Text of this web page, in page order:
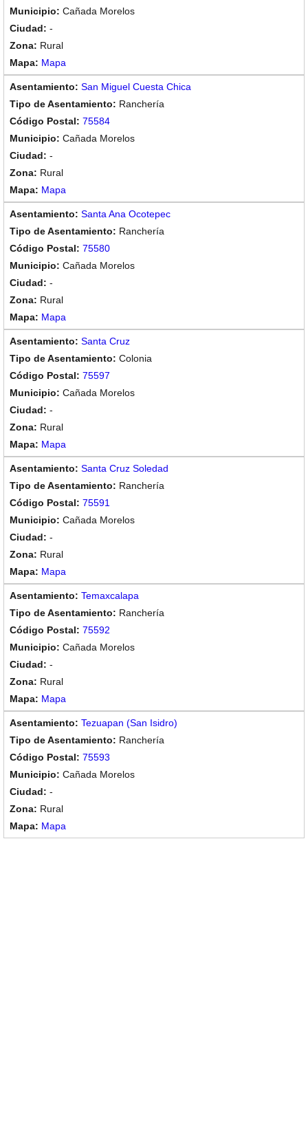
Cañada Morelos
-
Rural
Mapa
San Miguel Cuesta Chica
Ranchería
75584
Cañada Morelos
-
Rural
Mapa
Santa Ana Ocotepec
Ranchería
75580
Cañada Morelos
-
Rural
Mapa
Santa Cruz
Colonia
75597
Cañada Morelos
-
Rural
Mapa
Santa Cruz Soledad
Ranchería
75591
Cañada Morelos
-
Rural
Mapa
Temaxcalapa
Ranchería
75592
Cañada Morelos
-
Rural
Mapa
Tezuapan (San Isidro)
Ranchería
75593
Cañada Morelos
-
Rural
Mapa